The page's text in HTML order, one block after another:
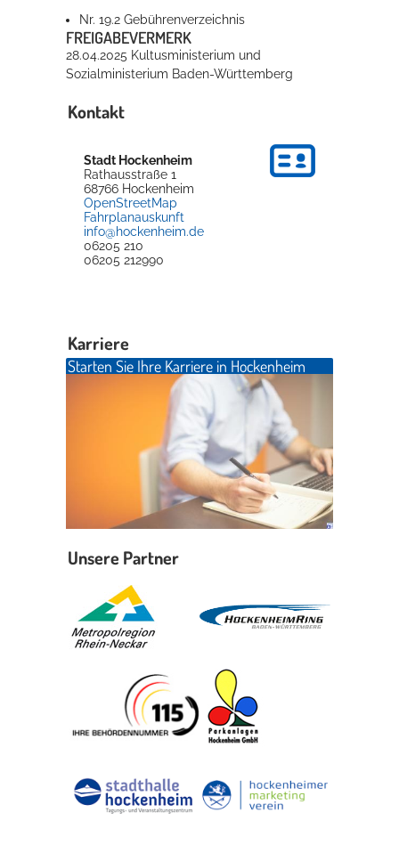
Nr. 19.2 Gebührenverzeichnis
FREIGABEVERMERK
28.04.2025 Kultusministerium und
Sozialministerium Baden-Württemberg
Kontakt
Stadt Hockenheim
Rathausstraße 1
68766 Hockenheim
OpenStreetMap
Fahrplanauskunft
info@hockenheim.de
06205 210
06205 212990
Karriere
Starten Sie Ihre Karriere in Hockenheim
Unsere Partner